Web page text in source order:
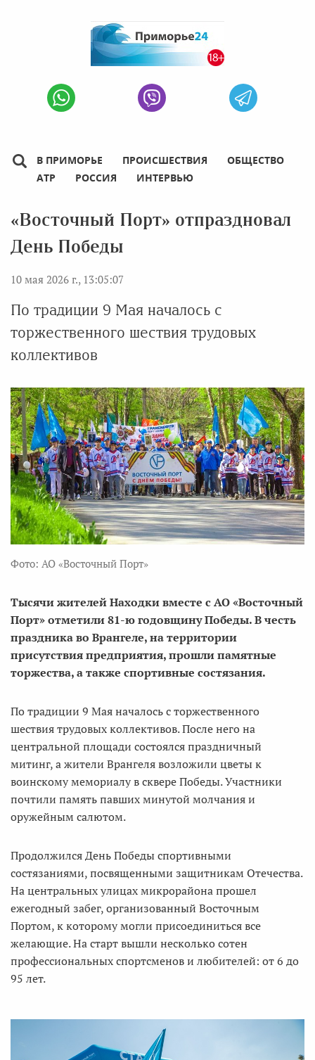
В ПРИМОРЬЕ ПРОИСШЕСТВИЯ
ОБЩЕСТВО
АТР
РОССИЯ ИНТЕРВЬЮ
«Восточный Порт» отпраздновал
День Победы
10 мая 2026 г., 13:05:07
По традиции 9 Мая началось с
торжественного шествия трудовых
коллективов
Фото: АО «Восточный Порт»
Тысячи жителей Находки вместе с АО «Восточный
Порт» отметили 81-ю годовщину Победы. В честь
праздника во Врангеле, на территории
присутствия предприятия, прошли памятные
торжества, а также спортивные состязания.
По традиции 9 Мая началось с торжественного
шествия трудовых коллективов. После него на
центральной площади состоялся праздничный
митинг, а жители Врангеля возложили цветы к
воинскому мемориалу в сквере Победы. Участники
почтили память павших минутой молчания и
оружейным салютом.
Продолжился День Победы спортивными
состязаниями, посвященными защитникам Отечества.
На центральных улицах микрорайона прошел
ежегодный забег, организованный Восточным
Портом, к которому могли присоединиться все
желающие. На старт вышли несколько сотен
профессиональных спортсменов и любителей: от 6 до
95 лет.